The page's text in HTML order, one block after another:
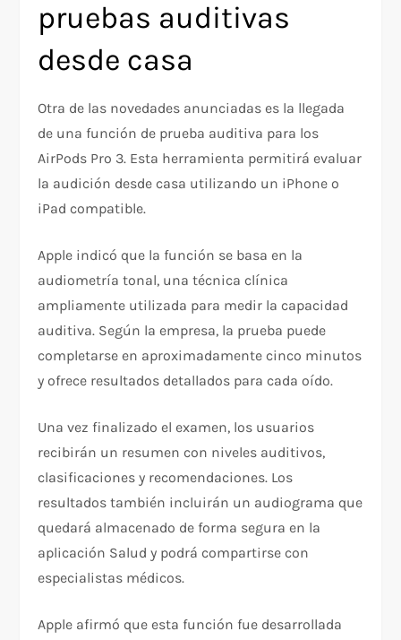
pruebas auditivas
desde casa
Otra de las novedades anunciadas es la llegada
de una función de prueba auditiva para los
AirPods Pro 3. Esta herramienta permitirá evaluar
la audición desde casa utilizando un iPhone o
iPad compatible.
Apple indicó que la función se basa en la
audiometría tonal, una técnica clínica
ampliamente utilizada para medir la capacidad
auditiva. Según la empresa, la prueba puede
completarse en aproximadamente cinco minutos
y ofrece resultados detallados para cada oído.
Una vez finalizado el examen, los usuarios
recibirán un resumen con niveles auditivos,
clasificaciones y recomendaciones. Los
resultados también incluirán un audiograma que
quedará almacenado de forma segura en la
aplicación Salud y podrá compartirse con
especialistas médicos.
Apple afirmó que esta función fue desarrollada